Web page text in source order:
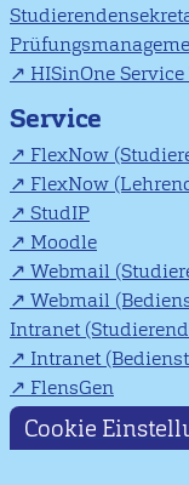
HISinOne Service
Service
FlexNow
FlexNow
StudIP
Moodle
Webmail
Webmail
Intranet
Intranet
FlensGen
Cookie